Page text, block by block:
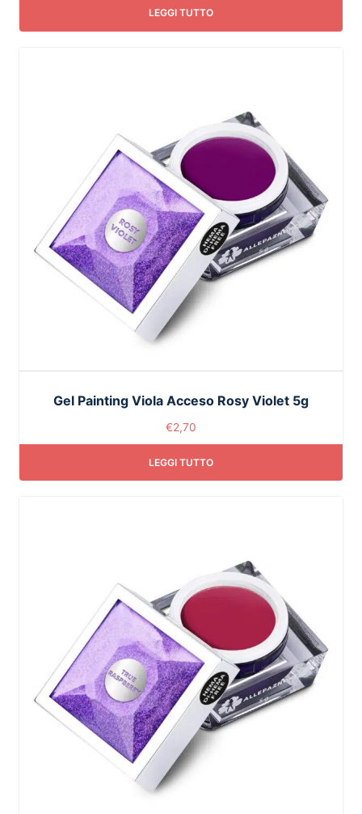
LEGGI TUTTO
Gel Painting Viola Acceso Rosy Violet 5g
€2,70
LEGGI TUTTO